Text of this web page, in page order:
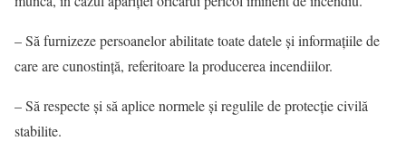
– Să furnizeze persoanelor abilitate toate datele şi informaţiile de
care are cunostinţă, referitoare la producerea incendiilor.
– Să respecte şi să aplice normele şi regulile de protecţie civilă
stabilite.